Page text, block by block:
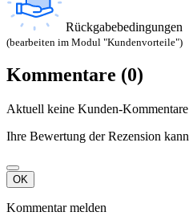
Rückgabebedingungen
(bearbeiten im Modul "Kundenvorteile")
Kommentare (0)
Aktuell keine Kunden-Kommentare
Ihre Bewertung der Rezension
OK
Kommentar melden